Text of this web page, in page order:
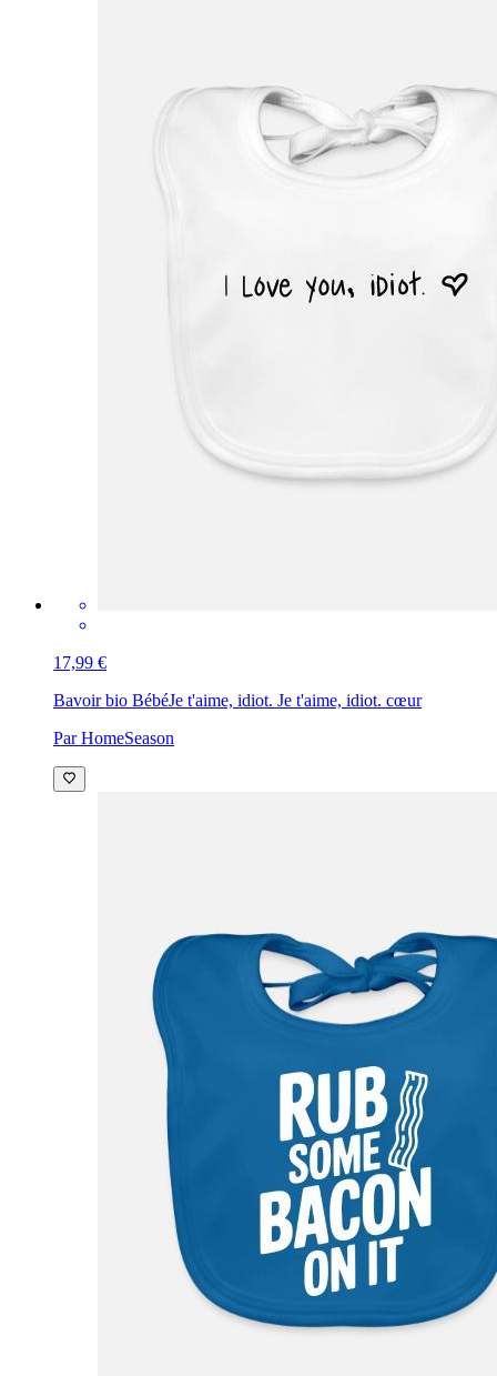
17,99 €
Bavoir bio BébéJe t'aime, idiot. Je t'aime, idiot. cœur
Par HomeSeason